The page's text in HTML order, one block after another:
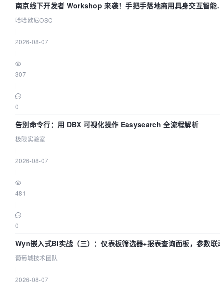
南京线下开发者 Workshop 来袭！手把手落地商用具身交互智能
Agent 应用
哈哈欧尼OSC
2026-08-07
307
0
告别命令行：用 DBX 可视化操作 Easysearch 全流程解析
极限实验室
2026-08-07
481
0
Wyn嵌入式BI实战（三）：仪表板筛选器+报表查询面板，参数联
闭环
葡萄城技术团队
2026-08-07